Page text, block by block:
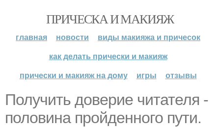
ПРИЧЕСКА И МАКИЯЖ
главная новости
виды макияжа и причесок
как делать прически и макияж
прически и макияж на дому
игры отзывы
Получить доверие читателя -
половина пройденного пути.